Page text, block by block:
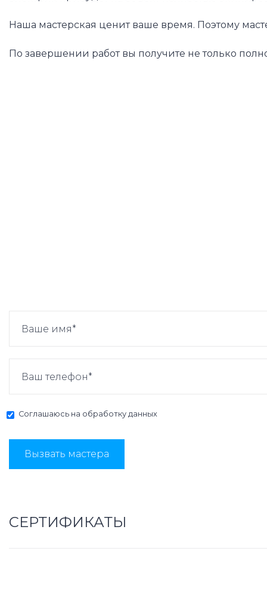
Наша мастерская ценит ваше время. Поэтому
По завершении работ вы получите не только
Соглашаюсь на обработку данных
Вызвать мастера
СЕРТИФИКАТЫ